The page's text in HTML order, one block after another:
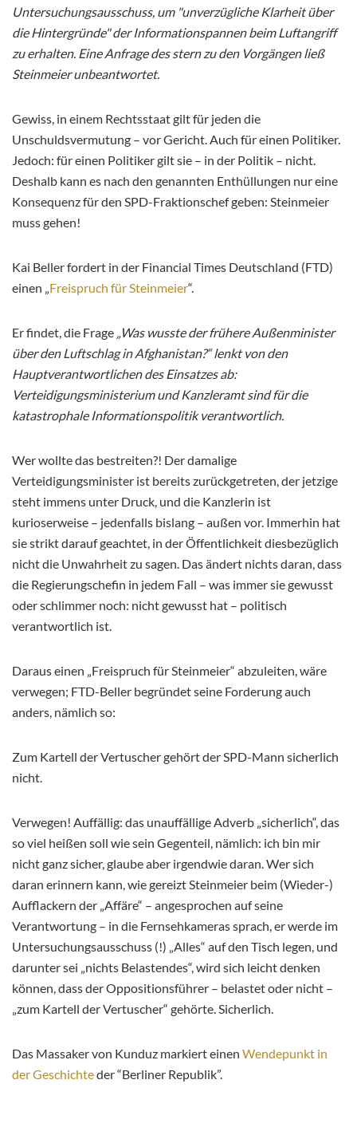
Untersuchungsausschuss, um "unverzügliche Klarheit über
die Hintergründe" der Informationspannen beim Luftangriff
zu erhalten. Eine Anfrage des stern zu den Vorgängen ließ
Steinmeier unbeantwortet.
Gewiss, in einem Rechtsstaat gilt für jeden die
Unschuldsvermutung – vor Gericht. Auch für einen Politiker.
Jedoch: für einen Politiker gilt sie – in der Politik – nicht.
Deshalb kann es nach den genannten Enthüllungen nur eine
Konsequenz für den SPD-Fraktionschef geben: Steinmeier
muss gehen!
Kai Beller fordert in der Financial Times Deutschland (FTD)
einen „Freispruch für Steinmeier“.
Er findet, die Frage „Was wusste der frühere Außenminister
über den Luftschlag in Afghanistan?“ lenkt von den
Hauptverantwortlichen des Einsatzes ab:
Verteidigungsministerium und Kanzleramt sind für die
katastrophale Informationspolitik verantwortlich.
Wer wollte das bestreiten?! Der damalige
Verteidigungsminister ist bereits zurückgetreten, der jetzige
steht immens unter Druck, und die Kanzlerin ist
kurioserweise – jedenfalls bislang – außen vor. Immerhin hat
sie strikt darauf geachtet, in der Öffentlichkeit diesbezüglich
nicht die Unwahrheit zu sagen. Das ändert nichts daran, dass
die Regierungschefin in jedem Fall – was immer sie gewusst
oder schlimmer noch: nicht gewusst hat – politisch
verantwortlich ist.
Daraus einen „Freispruch für Steinmeier“ abzuleiten, wäre
verwegen; FTD-Beller begründet seine Forderung auch
anders, nämlich so:
Zum Kartell der Vertuscher gehört der SPD-Mann sicherlich
nicht.
Verwegen! Auffällig: das unauffällige Adverb „sicherlich“, das
so viel heißen soll wie sein Gegenteil, nämlich: ich bin mir
nicht ganz sicher, glaube aber irgendwie daran. Wer sich
daran erinnern kann, wie gereizt Steinmeier beim (Wieder-)
Aufflackern der „Affäre“ – angesprochen auf seine
Verantwortung – in die Fernsehkameras sprach, er werde im
Untersuchungsausschuss (!) „Alles“ auf den Tisch legen, und
darunter sei „nichts Belastendes“, wird sich leicht denken
können, dass der Oppositionsführer – belastet oder nicht –
„zum Kartell der Vertuscher“ gehörte. Sicherlich.
Das Massaker von Kunduz markiert einen Wendepunkt in
der Geschichteder “Berliner Republik”.